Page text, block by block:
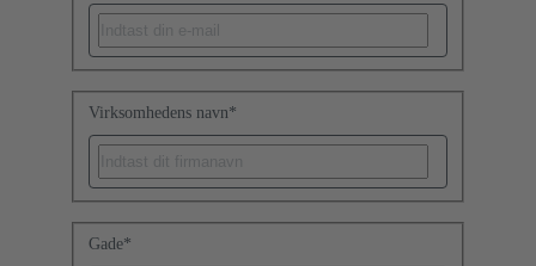
Virksomhedens navn*
Gade*